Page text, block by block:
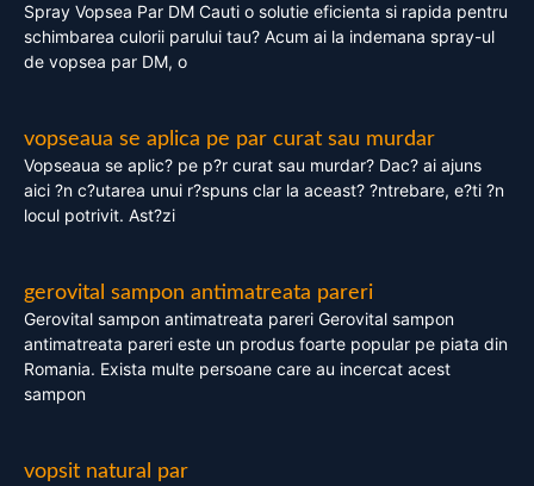
Spray Vopsea Par DM Cauti o solutie eficienta si rapida pentru
schimbarea culorii parului tau? Acum ai la indemana spray-ul
de vopsea par DM, o
vopseaua se aplica pe par curat sau murdar
Vopseaua se aplic? pe p?r curat sau murdar? Dac? ai ajuns
aici ?n c?utarea unui r?spuns clar la aceast? ?ntrebare, e?ti ?n
locul potrivit. Ast?zi
gerovital sampon antimatreata pareri
Gerovital sampon antimatreata pareri Gerovital sampon
antimatreata pareri este un produs foarte popular pe piata din
Romania. Exista multe persoane care au incercat acest
sampon
vopsit natural par